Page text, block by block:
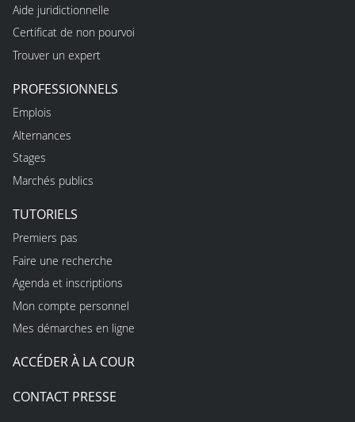
Aide juridictionnelle
Certificat de non pourvoi
Trouver un expert
PROFESSIONNELS
Emplois
Alternances
Stages
Marchés publics
TUTORIELS
Premiers pas
Faire une recherche
Agenda et inscriptions
Mon compte personnel
Mes démarches en ligne
ACCÉDER À LA COUR
CONTACT PRESSE